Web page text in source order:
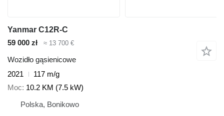
Yanmar C12R-C
59 000 zł
≈ 13 700 €
Wozidło gąsienicowe
2021
117 m/g
Moc 10.2 KM (7.5 kW)
Polska, Bonikowo